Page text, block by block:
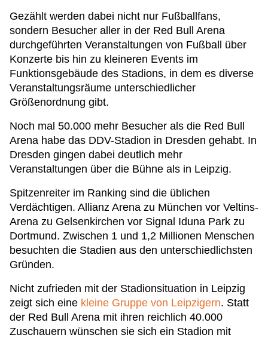
Gezählt werden dabei nicht nur Fußballfans,
sondern Besucher aller in der Red Bull Arena
durchgeführten Veranstaltungen von Fußball über
Konzerte bis hin zu kleineren Events im
Funktionsgebäude des Stadions, in dem es diverse
Veranstaltungsräume unterschiedlicher
Größenordnung gibt.
Noch mal 50.000 mehr Besucher als die Red Bull
Arena habe das DDV-Stadion in Dresden gehabt. In
Dresden gingen dabei deutlich mehr
Veranstaltungen über die Bühne als in Leipzig.
Spitzenreiter im Ranking sind die üblichen
Verdächtigen. Allianz Arena zu München vor Veltins-
Arena zu Gelsenkirchen vor Signal Iduna Park zu
Dortmund. Zwischen 1 und 1,2 Millionen Menschen
besuchten die Stadien aus den unterschiedlichsten
Gründen.
Nicht zufrieden mit der Stadionsituation in Leipzig
zeigt sich eine kleine Gruppe von Leipzigern. Statt
der Red Bull Arena mit ihren reichlich 40.000
Zuschauern wünschen sie sich ein Stadion mit